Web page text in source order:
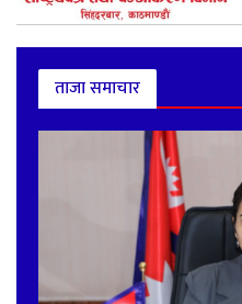
ताजा समाचार